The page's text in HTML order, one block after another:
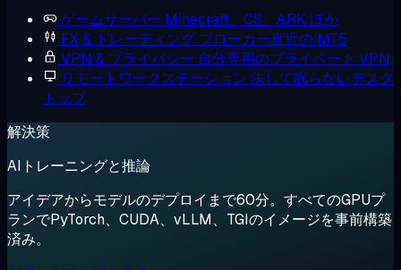
ゲームサーバー Minecraft、CS、ARK ほか
FX & トレーディング ブローカー直近の MT5
VPN & プライバシー 自分専用のプライベート VPN
リモートワークステーション 決して眠らないデスク
トップ
解決策
AIトレーニングと推論
アイデアからモデルのデプロイまで60分。すべてのGPUプ
ランでPyTorch、CUDA、vLLM、TGIのイメージを事前構築
済み。